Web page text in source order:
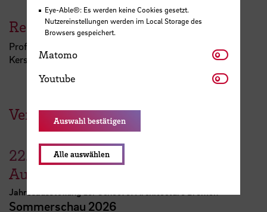
Referent:in
Prof. Clemens Bonnen, Dr. Kirsten Knigge und Kristin
Kerstein
Veranstaltungen der HSB
22.
30.
August
Jahresausstellung der School of Architecture Bremen
Sommerschau 2026
Eye-Able®: Es werden keine Cookies gesetzt.
Nutzereinstellungen werden im Local Storage des
Browsers gespeichert.
Matomo Matomo
Youtube Youtube
Auswahl bestätigen
Alle auswählen